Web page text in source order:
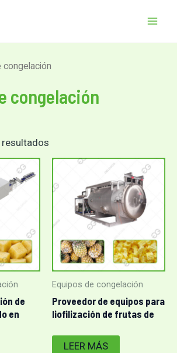
congelación
de
en
Equipos de congelación
Proveedor de equipos para
liofilización de frutas de
LEER MÁS